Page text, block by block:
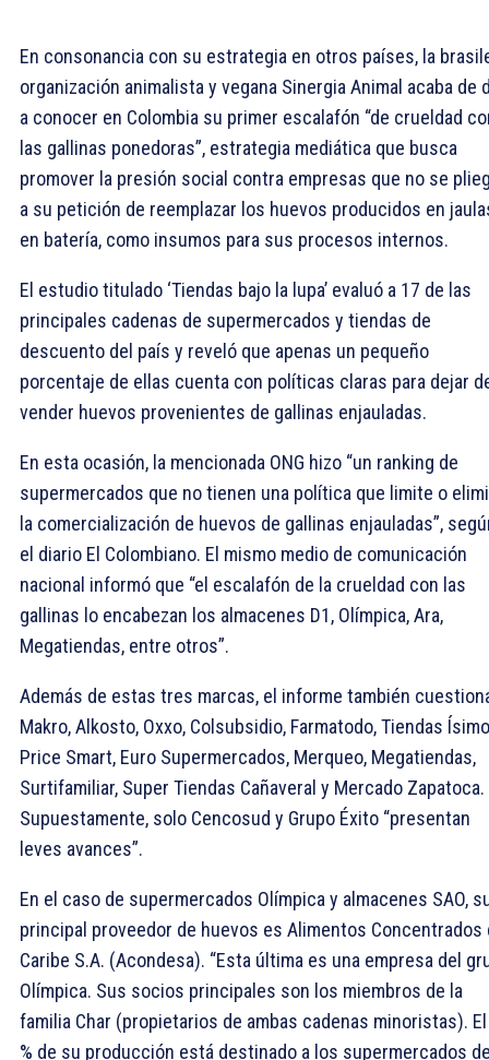
En consonancia con su estrategia en otros países, la
organización animalista y vegana Sinergia Animal acaba de
a conocer en Colombia su primer escalafón “de crueldad
las gallinas ponedoras”, estrategia mediática que busca
promover la presión social contra empresas que no se
a su petición de reemplazar los huevos producidos en
en batería, como insumos para sus procesos internos.
El estudio titulado ‘Tiendas bajo la lupa’ evaluó a 17 de las
principales cadenas de supermercados y tiendas de
descuento del país y reveló que apenas un pequeño
porcentaje de ellas cuenta con políticas claras para dejar
vender huevos provenientes de gallinas enjauladas.
En esta ocasión, la mencionada ONG hizo “un ranking de
supermercados que no tienen una política que limite o
la comercialización de huevos de gallinas enjauladas”,
el diario El Colombiano. El mismo medio de comunicación
nacional informó que “el escalafón de la crueldad con las
gallinas lo encabezan los almacenes D1, Olímpica, Ara,
Megatiendas, entre otros”.
Además de estas tres marcas, el informe también
Makro, Alkosto, Oxxo, Colsubsidio, Farmatodo, Tiendas
Price Smart, Euro Supermercados, Merqueo, Megatiendas,
Surtifamiliar, Super Tiendas Cañaveral y Mercado Zapatoca.
Supuestamente, solo Cencosud y Grupo Éxito “presentan
leves avances”.
En el caso de supermercados Olímpica y almacenes SAO,
principal proveedor de huevos es Alimentos Concentrados
Caribe S.A. (Acondesa). “Esta última es una empresa del
Olímpica. Sus socios principales son los miembros de la
familia Char (propietarios de ambas cadenas minoristas).
% de su producción está destinado a los supermercados